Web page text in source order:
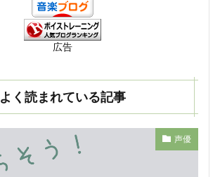
広告
よく読まれている記事
声優